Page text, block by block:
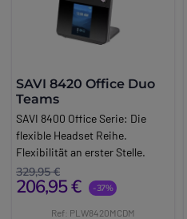
SAVI 8420 Office Duo
Teams
SAVI 8400 Office Serie: Die
flexible Headset Reihe.
Flexibilität an erster Stelle.
329,95 €
206,95 € -37%
Ref: PLW8420MCDM